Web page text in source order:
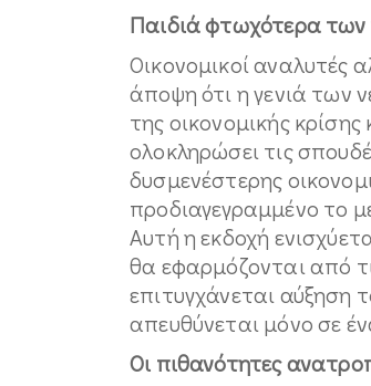
Παιδιά φτωχότερα των
Οικονομικοί αναλυτές
άποψη ότι η γενιά των
της οικονομικής
ολοκληρώσει τις
δυσμενέστερης
προδιαγεγραμμένο το
Αυτή η εκδοχή
θα εφαρμόζονται από
επιτυγχάνεται αύξηση
απευθύνεται μόνο σε
Οι πιθανότητες